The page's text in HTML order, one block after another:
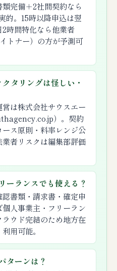
完備＋2社間契約なら
的。15時以降申込は翌
時間特化なら他業者
トナー）の方が予測可
タリングは怪しい・
は株式会社サウスエー
）。契約
ス原則・料率レンジ公
者リスクは編集部評価
ーランスでも使える？
書類・請求書・確定申
人事業主・フリーラン
ウド完結のため地方在
用可能。
ターンは？